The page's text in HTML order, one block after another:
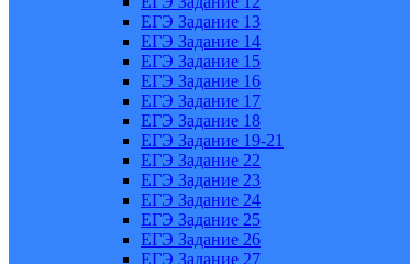
ЕГЭ Задание 13
ЕГЭ Задание 14
ЕГЭ Задание 15
ЕГЭ Задание 16
ЕГЭ Задание 17
ЕГЭ Задание 18
ЕГЭ Задание 19-21
ЕГЭ Задание 22
ЕГЭ Задание 23
ЕГЭ Задание 24
ЕГЭ Задание 25
ЕГЭ Задание 26
ЕГЭ Задание 27